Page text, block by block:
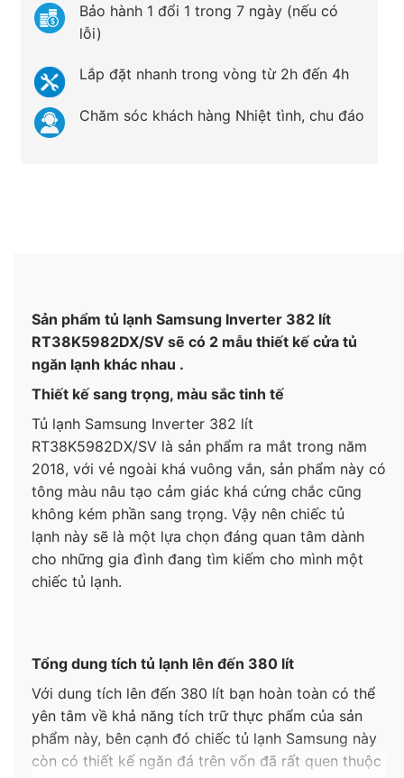
Bảo hành 1 đổi 1 trong 7 ngày (nếu có
lỗi)
Lắp đặt nhanh trong vòng từ 2h đến 4h
Chăm sóc khách hàng Nhiệt tình, chu đáo
Sản phẩm tủ lạnh Samsung Inverter 382 lít
RT38K5982DX/SV sẽ có 2 mẫu thiết kế cửa tủ
ngăn lạnh khác nhau .
Thiết kế sang trọng, màu sắc tinh tế
Tủ lạnh Samsung Inverter 382 lít
RT38K5982DX/SV là sản phẩm ra mắt trong năm
2018, với vẻ ngoài khá vuông vắn, sản phẩm này có
tông màu nâu tạo cảm giác khá cứng chắc cũng
không kém phần sang trọng. Vậy nên chiếc tủ
lạnh này sẽ là một lựa chọn đáng quan tâm dành
cho những gia đình đang tìm kiếm cho mình một
chiếc tủ lạnh.
Tổng dung tích tủ lạnh lên đến 380 lít
Với dung tích lên đến 380 lít bạn hoàn toàn có thể
yên tâm về khả năng tích trữ thực phẩm của sản
phẩm này, bên cạnh đó chiếc tủ lạnh Samsung này
còn có thiết kế ngăn đá trên vốn đã rất quen thuộc